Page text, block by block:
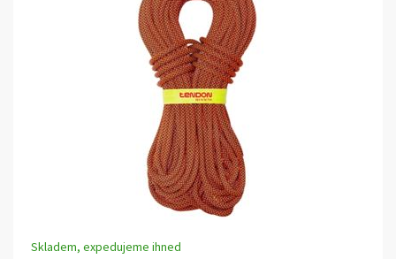
Skladem, expedujeme ihned